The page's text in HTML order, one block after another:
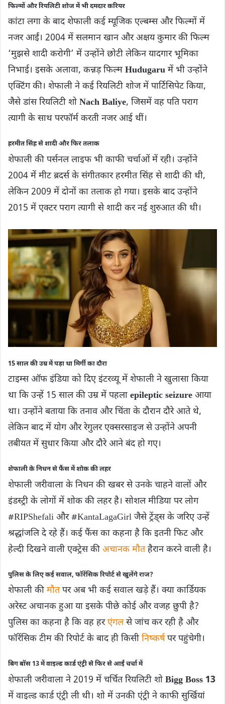
फिल्मों और रियलिटी शोज में भी दमदार करियर
कांटा लगा के बाद शेफाली कई म्यूजिक एल्बम्स और फिल्मों में
नजर आईं। 2004 में सलमान खान और अक्षय कुमार की फिल्म
‘मुझसे शादी करोगी’ में उन्होंने छोटी लेकिन यादगार भूमिका
निभाई। इसके अलावा, कन्नड़ फिल्म Hudugaru में भी उन्होंने
एक्टिंग की। शेफाली ने कई रियलिटी शोज में पार्टिसिपेट किया,
जैसे डांस रियलिटी शो Nach Baliye, जिसमें वह पति पराग
त्यागी के साथ परफॉर्म करती नजर आई थीं।
हरमीत सिंह से शादी और फिर तलाक
शेफाली की पर्सनल लाइफ भी काफी चर्चाओं में रही। उन्होंने
2004 में मीट ब्रदर्स के संगीतकार हरमीत सिंह से शादी की थी,
लेकिन 2009 में दोनों का तलाक हो गया। इसके बाद उन्होंने
2015 में एक्टर पराग त्यागी से शादी कर नई शुरुआत की थी।
15 साल की उम्र में पड़ा था मिर्गी का दौरा
टाइम्स ऑफ इंडिया को दिए इंटरव्यू में शेफाली ने खुलासा किया
था कि उन्हें 15 साल की उम्र में पहला epileptic seizure आया
था। उन्होंने बताया कि तनाव और चिंता के दौरान दौरे आते थे,
लेकिन बाद में योग और रेगुलर एक्सरसाइज से उन्होंने अपनी
तबीयत में सुधार किया और दौरे आने बंद हो गए।
शेफाली के निधन से फैंस में शोक की लहर
शेफाली जरीवाला के निधन की खबर से उनके चाहने वालों और
इंडस्ट्री के लोगों में शोक की लहर है। सोशल मीडिया पर लोग
#RIPShefali और #KantaLagaGirl जैसे ट्रेंड्स के जरिए उन्हें
श्रद्धांजलि दे रहे हैं। कई फैंस का कहना है कि इतनी फिट और
हेल्दी दिखने वाली एक्ट्रेस की अचानक मौतहैरान करने वाली है।
पुलिस के लिए कई सवाल, फॉरेंसिक रिपोर्ट से खुलेंगे राज?
शेफाली की मौतपर अब भी कई सवाल खड़े हैं। क्या कार्डियक
अरेस्ट अचानक हुआ या इसके पीछे कोई और वजह छुपी है?
पुलिस का कहना है कि वह हरएंगलसे जांच कर रही है और
फॉरेंसिक टीम की रिपोर्ट के बाद ही किसी निष्कर्षपर पहुंचेगी।
बिग बॉस 13 में वाइल्ड कार्ड एंट्री से फिर से आईं चर्चा में
शेफाली जरीवाला ने 2019 में चर्चित रियलिटी शो Bigg Boss 13
में वाइल्ड कार्ड एंट्री ली थी। शो में उनकी एंट्री ने काफी सुर्खियां